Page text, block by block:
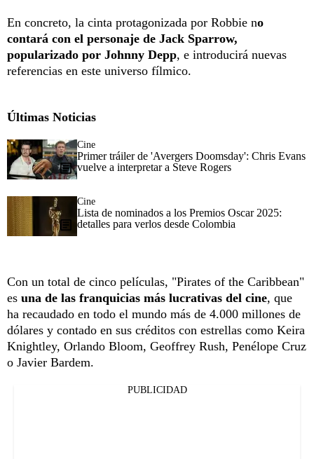
En concreto, la cinta protagonizada por Robbie no
contará con el personaje de Jack Sparrow,
popularizado por Johnny Depp, e introducirá nuevas
referencias en este universo fílmico.
Últimas Noticias
Cine
Primer tráiler de 'Avergers Doomsday': Chris Evans
vuelve a interpretar a Steve Rogers
Cine
Lista de nominados a los Premios Oscar 2025:
detalles para verlos desde Colombia
Con un total de cinco películas, "Pirates of the Caribbean"
es una de las franquicias más lucrativas del cine, que
ha recaudado en todo el mundo más de 4.000 millones de
dólares y contado en sus créditos con estrellas como Keira
Knightley, Orlando Bloom, Geoffrey Rush, Penélope Cruz
o Javier Bardem.
PUBLICIDAD